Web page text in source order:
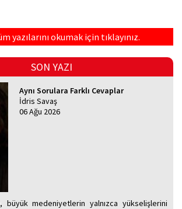
yazılarını okumak için tıklayınız.
SON YAZI
Aynı Sorulara Farklı Cevaplar
İdris Savaş
06 Ağu 2026
büyük medeniyetlerin yalnızca yükselişlerini